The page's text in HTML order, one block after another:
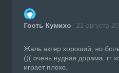
Гость Кумихо 21 августа
Жаль актер хороший, но
((( очень нудная дорама. гг
играет плохо.